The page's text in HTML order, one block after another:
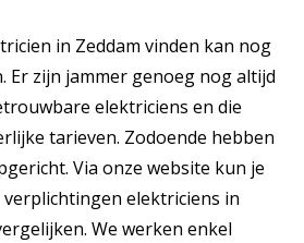
in Zeddam vinden kan nog
Er zijn jammer genoeg nog altijd
elektriciens en die
tarieven. Zodoende hebben
Via onze website kun je
elektriciens in
We werken enkel